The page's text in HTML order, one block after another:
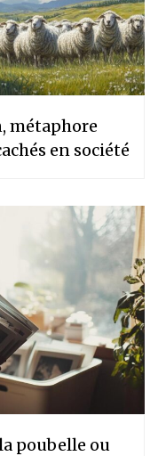
métaphore
en société
poubelle ou